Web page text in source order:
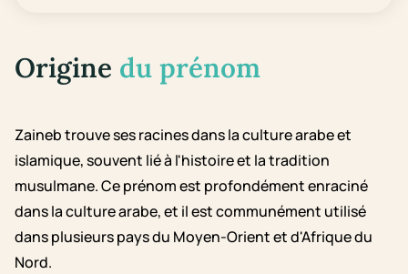
Origine du prénom
Zaineb trouve ses racines dans la culture arabe et
islamique, souvent lié à l'histoire et la tradition
musulmane. Ce prénom est profondément enraciné
dans la culture arabe, et il est communément utilisé
dans plusieurs pays du Moyen-Orient et d'Afrique du
Nord.